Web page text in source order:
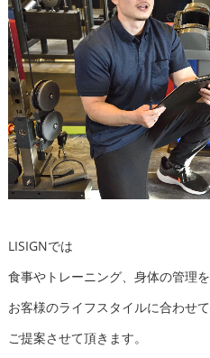
LISIGNでは
食事やトレーニング、身体の管理を
お客様のライフスタイルに合わせて
ご提案させて頂きます。